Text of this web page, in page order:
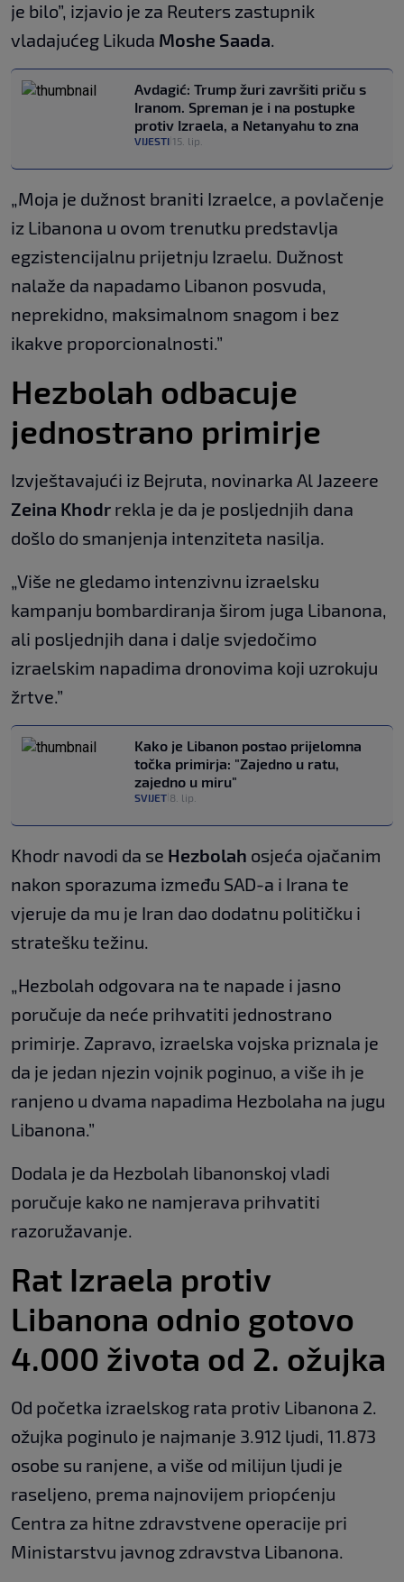
je bilo”, izjavio je za Reuters zastupnik
vladajućeg Likuda Moshe Saada
Avdagić: Trump žuri završiti priču s
Iranom. Spreman je i na postupke
protiv Izraela, a Netanyahu to zna
VIJESTI 15. lip.
„Moja je dužnost braniti Izraelce, a povlačenje
iz Libanona u ovom trenutku predstavlja
egzistencijalnu prijetnju Izraelu. Dužnost
nalaže da napadamo Libanon posvuda,
neprekidno, maksimalnom snagom i bez
ikakve proporcionalnosti.”
Hezbolah odbacuje
jednostrano primirje
Izvještavajući iz Bejruta, novinarka Al Jazeere
Zeina Khodr rekla je da je posljednjih dana
došlo do smanjenja intenziteta nasilja.
„Više ne gledamo intenzivnu izraelsku
kampanju bombardiranja širom juga Libanona,
ali posljednjih dana i dalje svjedočimo
izraelskim napadima dronovima koji uzrokuju
žrtve.”
Kako je Libanon postao prijelomna
točka primirja: "Zajedno u ratu,
zajedno u miru"
SVIJET 8. lip.
Khodr navodi da se Hezbolah osjeća ojačanim
nakon sporazuma između SAD-a i Irana te
vjeruje da mu je Iran dao dodatnu političku i
stratešku težinu.
„Hezbolah odgovara na te napade i jasno
poručuje da neće prihvatiti jednostrano
primirje. Zapravo, izraelska vojska priznala je
da je jedan njezin vojnik poginuo, a više ih je
ranjeno u dvama napadima Hezbolaha na jugu
Libanona.”
Dodala je da Hezbolah libanonskoj vladi
poručuje kako ne namjerava prihvatiti
razoružavanje.
Rat Izraela protiv
Libanona odnio gotovo
4.000 života od 2. ožujka
Od početka izraelskog rata protiv Libanona 2.
ožujka poginulo je najmanje 3.912 ljudi, 11.873
osobe su ranjene, a više od milijun ljudi je
raseljeno, prema najnovijem priopćenju
Centra za hitne zdravstvene operacije pri
Ministarstvu javnog zdravstva Libanona.